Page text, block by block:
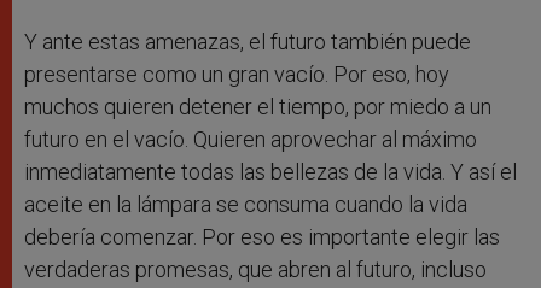
Y ante estas amenazas, el futuro también puede
presentarse como un gran vacío. Por eso, hoy
muchos quieren detener el tiempo, por miedo a un
futuro en el vacío. Quieren aprovechar al máximo
inmediatamente todas las bellezas de la vida. Y así el
aceite en la lámpara se consuma cuando la vida
debería comenzar. Por eso es importante elegir las
verdaderas promesas, que abren al futuro, incluso